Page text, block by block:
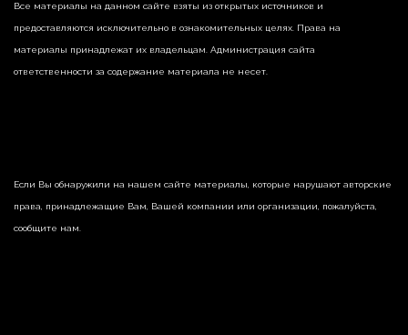
Все материалы на данном сайте взяты из открытых источников и
предоставляются исключительно в ознакомительных целях. Права на
материалы принадлежат их владельцам. Администрация сайта
ответственности за содержание материала не несет.
Если Вы обнаружили на нашем сайте материалы, которые нарушают авторские
права, принадлежащие Вам, Вашей компании или организации, пожалуйста,
сообщите нам.